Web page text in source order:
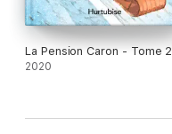
La Pension Caron - Tome 2
2020